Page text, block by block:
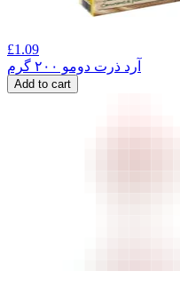
£1.09
آرد ذرت دومو ۲۰۰ گرم
Add to cart